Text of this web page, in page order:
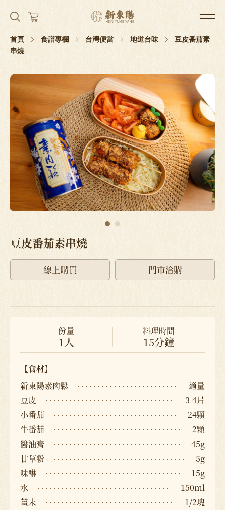
首頁 食譜專欄 台灣便當 地道台味
豆皮番茄素
串燒
豆皮番茄素串燒
線上購買 門市洽購
份量
1人
料理時間
15分鐘
【食材】
新東陽素肉鬆
適量
豆皮
3-4片
小番茄
24顆
牛番茄
2顆
醬油膏
45g
甘草粉
5g
味醂
15g
水
150ml
薑末
1/2塊